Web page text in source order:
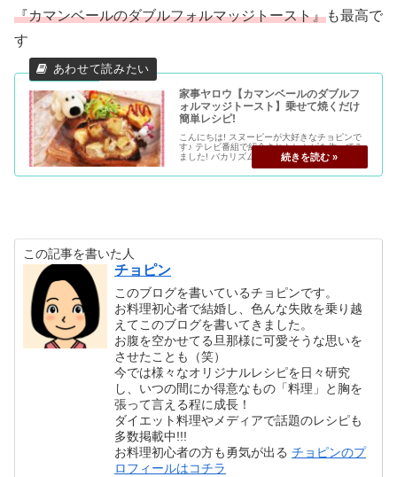
『カマンベールのダブルフォルマッジトースト』も最高で
す
家事ヤロウ【カマンベールのダブルフ
ォルマッジトースト】乗せて焼くだけ
簡単レシピ!
こんにちは! スヌーピーが大好きなチョピンで
す♪ テレビ番組で紹介されたレシピを作ってみ
ました! バカリズムさん、KAT-TUNの中丸 雄一
さん、カズレーザーさんの3人の掛け合いが面
白い独身男3人のバラエティー番組「家事ヤロ
この記事を書いた人
チョピン
このブログを書いているチョピンです。
お料理初心者で結婚し、色んな失敗を乗り越
えてこのブログを書いてきました。
お腹を空かせてる旦那様に可愛そうな思いを
させたことも（笑）
今では様々なオリジナルレシピを日々研究
し、いつの間にか得意なもの「料理」と胸を
張って言える程に成長！
ダイエット料理やメディアで話題のレシピも
多数掲載中!!!
お料理初心者の方も勇気が出るチョピンのプ
ロフィールはコチラ